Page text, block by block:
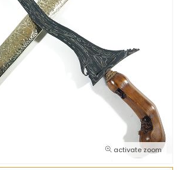
activate zoom